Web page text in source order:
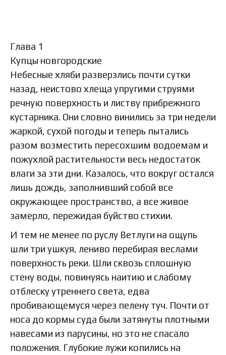
Глава 1
Купцы новгородские
Небесные хляби разверзлись почти сутки
назад, неистово хлеща упругими струями
речную поверхность и листву прибрежного
кустарника. Они словно винились за три недели
жаркой, сухой погоды и теперь пытались
разом возместить пересохшим водоемам и
пожухлой растительности весь недостаток
влаги за эти дни. Казалось, что вокруг остался
лишь дождь, заполнивший собой все
окружающее пространство, а все живое
замерло, пережидая буйство стихии.
И тем не менее по руслу Ветлуги на ощупь
шли три ушкуя, лениво перебирая веслами
поверхность реки. Шли сквозь сплошную
стену воды, повинуясь наитию и слабому
отблеску утреннего света, едва
пробивающемуся через пелену туч. Почти от
носа до кормы суда были затянуты плотными
навесами из парусины, но это не спасало
положения. Глубокие лужи копились на